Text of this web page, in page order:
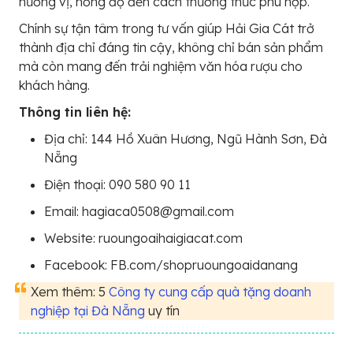
Chính sự tận tâm trong tư vấn giúp Hải Gia Cát trở
thành địa chỉ đáng tin cậy, không chỉ bán sản phẩm
mà còn mang đến trải nghiệm văn hóa rượu cho
khách hàng.
Thông tin liên hệ:
Địa chỉ: 144 Hồ Xuân Hương, Ngũ Hành Sơn, Đà
Nẵng
Điện thoại: 090 580 90 11
Email: hagiaca0508@gmail.com
Website: ruoungoaihaigiacat.com
Facebook: FB.com/shopruoungoaidanang
Xem thêm: 5 Công ty cung cấp quà tặng doanh
nghiệp tại Đà Nẵng uy tín